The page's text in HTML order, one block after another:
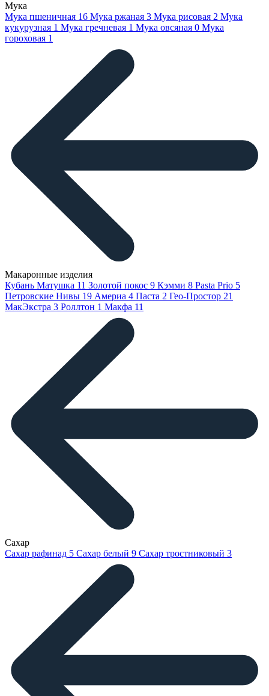
Мука
Мука пшеничная 16 Мука ржаная 3 Мука рисовая 2 Мука
кукурузная 1 Мука гречневая 1 Мука овсяная 0 Мука
гороховая 1
Макаронные изделия
Кубань Матушка 11 Золотой покос 9 Кэмми 8 Pasta Prio 5
Петровские Нивы 19 Америа 4 Паста 2 Гео-Простор 21
МакЭкстра 3 Роллтон 1 Макфа 11
Сахар
Сахар рафинад 5 Сахар белый 9 Сахар тростниковый 3